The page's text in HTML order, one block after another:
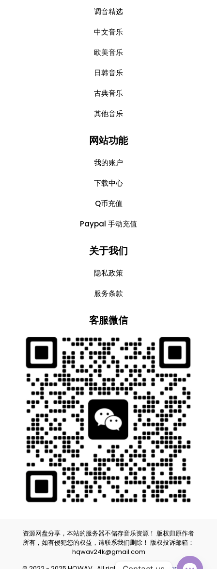
调音精选
中文音乐
欧美音乐
日韩音乐
古典音乐
其他音乐
网站功能
我的账户
下载中心
Q币充值
Paypal 手动充值
关于我们
隐私政策
服务条款
客服微信
资源网盘分享，本站的服务器不储存音乐资源！ 版权归原作者
所有，如有侵犯您的权益，请联系我们删除！ 版权投诉邮箱：
hqwav24k@gmail.com